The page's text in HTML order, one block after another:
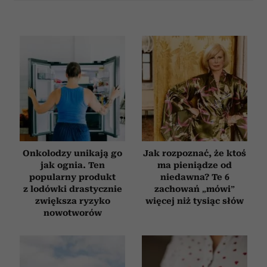
Onkolodzy unikają go
jak ognia. Ten
popularny produkt
z lodówki drastycznie
zwiększa ryzyko
nowotworów
Jak rozpoznać, że ktoś
ma pieniądze od
niedawna? Te 6
zachowań „mówi”
więcej niż tysiąc słów